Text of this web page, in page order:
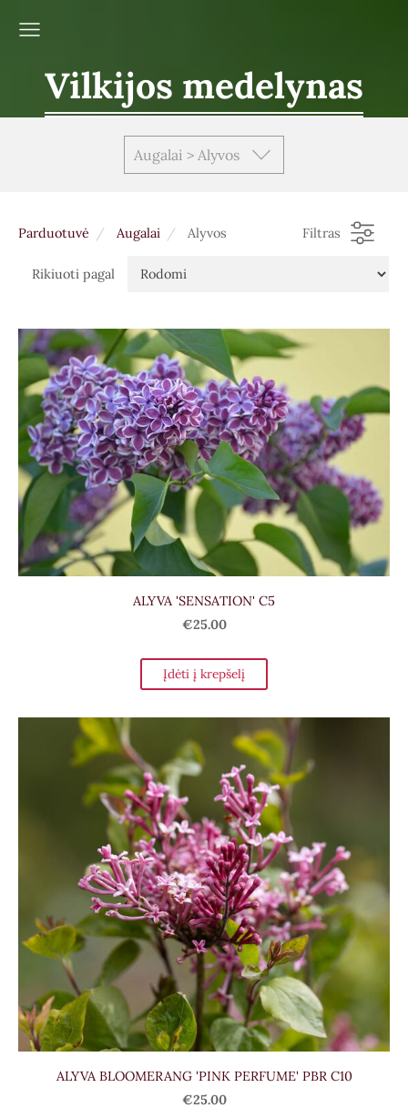
Vilkijos medelynas
Augalai > Alyvos
Parduotuvė Augalai Alyvos Filtras
Rikiuoti pagal
ALYVA 'SENSATION' C5
€25.00
Įdėti į krepšelį
ALYVA BLOOMERANG 'PINK PERFUME' PBR C10
€25.00